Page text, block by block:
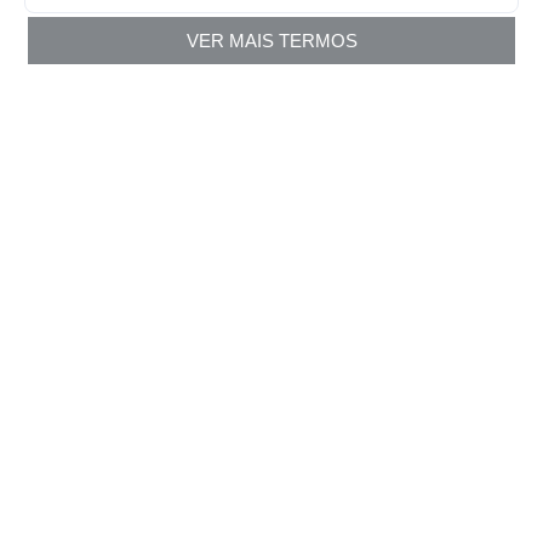
VER MAIS TERMOS